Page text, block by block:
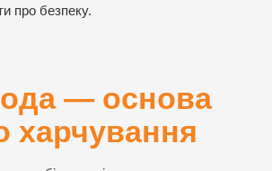
про безпеку.
— основа
харчування